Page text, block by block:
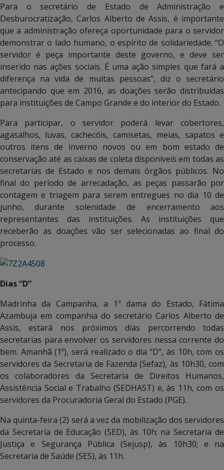
Para o secretário de Estado de Administração e
Desburocratização, Carlos Alberto de Assis, é importante
que a administração ofereça oportunidade para o servidor
demonstrar o lado humano, o espírito de solidariedade. “O
servidor é peça importante deste governo, e deve ser
inserido nas ações sociais. É uma ação simples que fará a
diferença na vida de muitas pessoas”, diz o secretário
antecipando que em 2016, as doações serão distribuídas
para instituições de Campo Grande e do interior do Estado.
Para participar, o servidor poderá levar cobertores,
agasalhos, luvas, cachecóis, camisetas, meias, sapatos e
outros itens de inverno novos ou em bom estado de
conservação até as caixas de coleta disponíveis em todas as
secretarias de Estado e nos demais órgãos públicos. No
final do período de arrecadação, as peças passarão por
contagem e triagem para serem entregues no dia 10 de
junho, durante solenidade de encerramento aos
representantes das instituições. As instituições que
receberão as doações vão ser selecionadas ao final do
processo.
Dias “D”
Madrinha da Campanha, a 1ª dama do Estado, Fátima
Azambuja em companhia do secretário Carlos Alberto de
Assis, estará nos próximos dias percorrendo todas
secretarias para envolver os servidores nessa corrente do
bem. Amanhã (1º), será realizado o dia “D”, às 10h, com os
servidores da Secretaria de Fazenda (Sefaz), às 10h30, com
os colaboradores da Secretaria de Direitos Humanos,
Assistência Social e Trabalho (SEDHAST) e, às 11h, com os
servidores da Procuradoria Geral do Estado (PGE).
Na quinta-feira (2) será a vez da mobilização dos servidores
da Secretaria de Educação (SED), às 10h; na Secretaria de
Justiça e Segurança Pública (Sejusp), às 10h30; e na
Secretaria de Saúde (SES), às 11h.